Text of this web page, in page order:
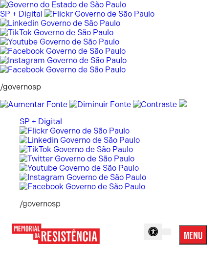
Pular
para
o
conteúdo
SP + Digital
/governosp
SP + Digital
/governosp
MENU
Menu